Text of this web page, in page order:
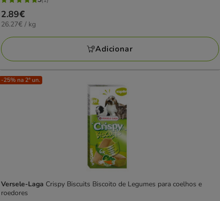
5
estrelas
com
1
avaliações
Preço
2.89€
2.89€
26.27€
KG
26.27€ / kg
Adicionar
-25% na 2ª un.
Versele-Laga Crispy Biscuits Biscoito de Legumes para coelhos e
roedores